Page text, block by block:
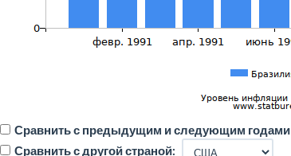
Сравнить с предыдущим и следующим годами
Сравнить с другой страной: